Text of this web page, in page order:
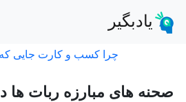
یادبگیر
چرا کسب و کارت جایی که
صحنه های مبارزه ربات ها